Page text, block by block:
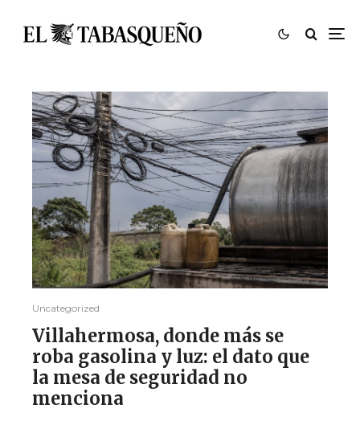
Uncategorized
Villahermosa, donde más se
roba gasolina y luz: el dato que
la mesa de seguridad no
menciona